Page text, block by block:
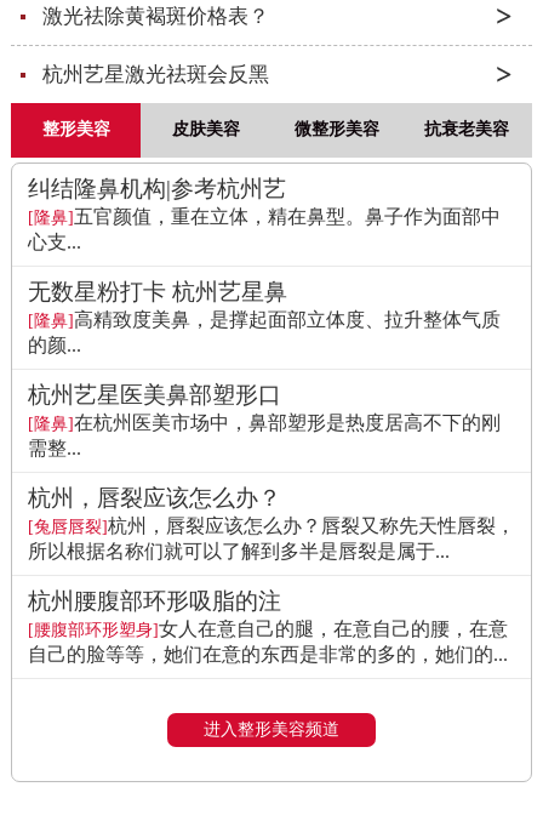
激光祛除黄褐斑价格表？
杭州艺星激光祛斑会反黑
整形美容 皮肤美容 微整形美容 抗衰老美容
纠结隆鼻机构|参考杭州艺
[隆鼻]五官颜值，重在立体，精在鼻型。鼻子作为面部中
心支...
无数星粉打卡 杭州艺星鼻
[隆鼻]高精致度美鼻，是撑起面部立体度、拉升整体气质
的颜...
杭州艺星医美鼻部塑形口
[隆鼻]在杭州医美市场中，鼻部塑形是热度居高不下的刚
需整...
杭州，唇裂应该怎么办？
[兔唇唇裂]杭州，唇裂应该怎么办？唇裂又称先天性唇裂，
所以根据名称们就可以了解到多半是唇裂是属于...
杭州腰腹部环形吸脂的注
[腰腹部环形塑身]女人在意自己的腿，在意自己的腰，在意
自己的脸等等，她们在意的东西是非常的多的，她们的...
进入整形美容频道